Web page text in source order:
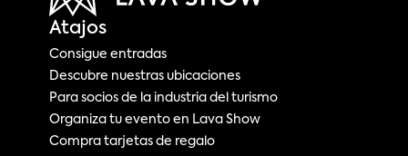
Atajos
Consigue entradas
Descubre nuestras ubicaciones
Para socios de la industria del turismo
Organiza tu evento en Lava Show
Compra tarjetas de regalo